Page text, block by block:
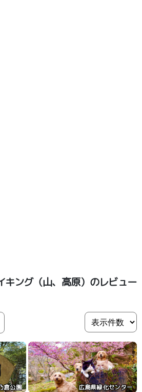
キング（山、高原）のレビュー
倉公園 広島県緑化センター